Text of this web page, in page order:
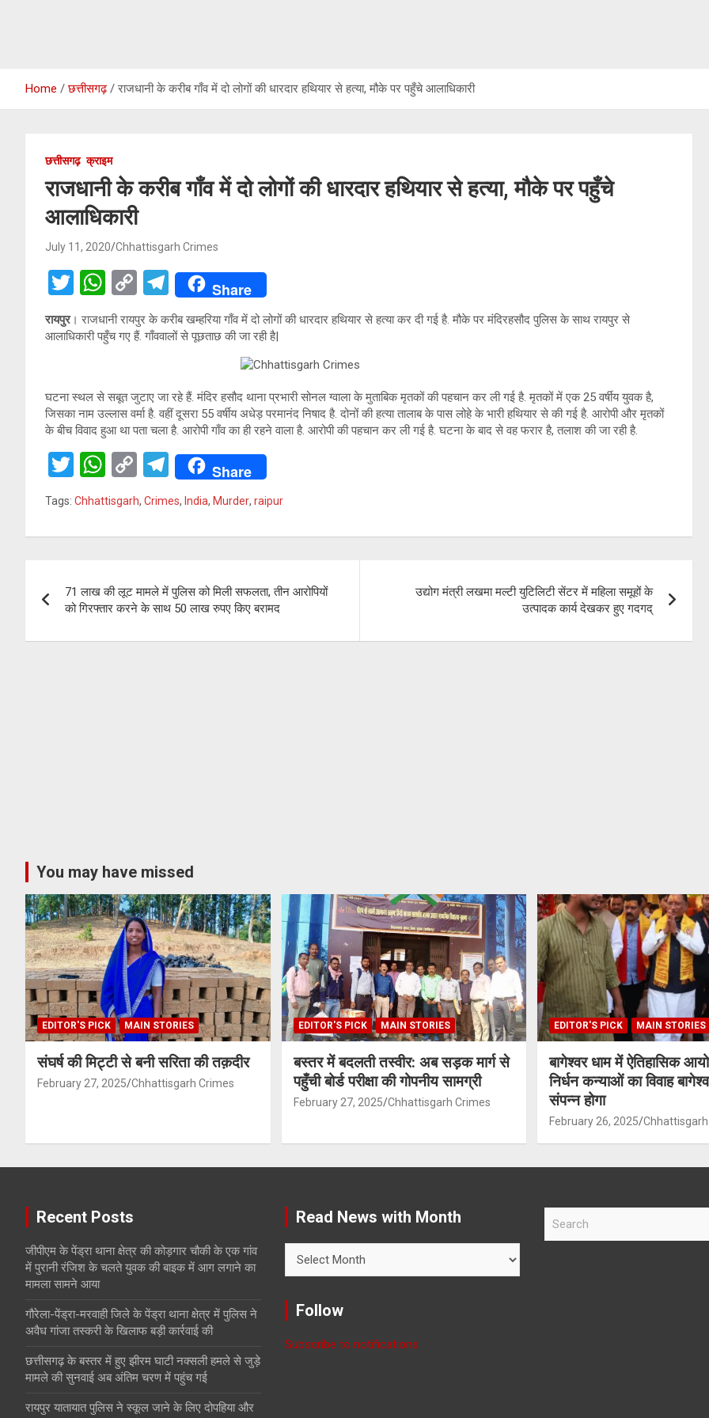
Home छत्तीसगढ़ राजधानी के करीब गाँव में दो लोगों की धारदार हथियार से हत्या, मौके पर पहुँचे आलाधिकारी
छत्तीसगढ़ क्राइम
राजधानी के करीब गाँव में दो लोगों की धारदार हथियार से हत्या, मौके पर पहुँचे
आलाधिकारी
July 11, 2020 Chhattisgarh Crimes
T
wi
tt
W
h
at
p
p
C
o
py
k
T
el
e
a
m
Share
रायपुर। राजधानी रायपुर के करीब खम्हरिया गाँव में दो लोगों की धारदार हथियार से हत्या कर दी गई है. मौके पर मंदिरहसौद पुलिस के साथ रायपुर से
आलाधिकारी पहुँच गए हैं. गाँववालों से पूछताछ की जा रही है|
घटना स्थल से सबूत जुटाए जा रहे हैं. मंदिर हसौद थाना प्रभारी सोनल ग्वाला के मुताबिक मृतकों की पहचान कर ली गई है. मृतकों में एक 25 वर्षीय युवक है,
जिसका नाम उल्लास वर्मा है. वहीं दूसरा 55 वर्षीय अधेड़ परमानंद निषाद है. दोनों की हत्या तालाब के पास लोहे के भारी हथियार से की गई है. आरोपी और मृतकों
के बीच विवाद हुआ था पता चला है. आरोपी गाँव का ही रहने वाला है. आरोपी की पहचान कर ली गई है. घटना के बाद से वह फरार है, तलाश की जा रही है.
T
wi
tt
er
W
h
at
s
p
p
C
o
py
Li
k
T
el
e
gr
m
Share
Tags: Chhattisgarh, Crimes, India, Murder, raipur
navigation
71 लाख की लूट मामले में पुलिस को मिली सफलता, तीन आरोपियों
को गिरफ्तार करने के साथ 50 लाख रुपए किए बरामद
उद्योग मंत्री लखमा मल्टी युटिलिटी सेंटर में महिला समूहों के
उत्पादक कार्य देखकर हुए गदगद्
You may have missed
EDITOR'S PICK MAIN STORIES
संघर्ष की मिट्टी से बनी सरिता की तक़दीर
February 27, 2025 Chhattisgarh Crimes
EDITOR'S PICK MAIN STORIES
बस्तर में बदलती तस्वीर: अब सड़क मार्ग से
पहुँची बोर्ड परीक्षा की गोपनीय सामग्री
February 27, 2025 Chhattisgarh Crimes
EDITOR'S PICK MAIN STORIES
बागेश्वर धाम में ऐतिहासिक
निर्धन कन्याओं का विवाह
संपन्न होगा
February 26, 2025
Recent Posts
जीपीएम के पेंड्रा थाना क्षेत्र की कोड़गार चौकी के एक गांव
में पुरानी रंजिश के चलते युवक की बाइक में आग लगाने का
मामला सामने आया
गौरेला-पेंड्रा-मरवाही जिले के पेंड्रा थाना क्षेत्र में पुलिस ने
अवैध गांजा तस्करी के खिलाफ बड़ी कार्रवाई की
छत्तीसगढ़ के बस्तर में हुए झीरम घाटी नक्सली हमले से जुड़े
मामले की सुनवाई अब अंतिम चरण में पहुंच गई
रायपुर यातायात पुलिस ने स्कूल जाने के लिए दोपहिया और
Read News with Month
News
Month
Follow
Subscribe to notifications